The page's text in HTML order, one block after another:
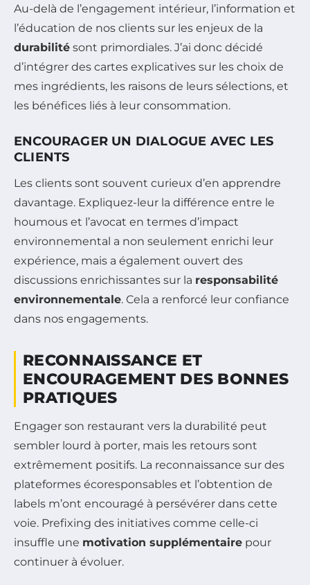
Au-delà de l’engagement intérieur, l’information et
l’éducation de nos clients sur les enjeux de la
durabilité sont primordiales. J’ai donc décidé
d’intégrer des cartes explicatives sur les choix de
mes ingrédients, les raisons de leurs sélections, et
les bénéfices liés à leur consommation.
ENCOURAGER UN DIALOGUE AVEC LES
CLIENTS
Les clients sont souvent curieux d’en apprendre
davantage. Expliquez-leur la différence entre le
houmous et l’avocat en termes d’impact
environnemental a non seulement enrichi leur
expérience, mais a également ouvert des
discussions enrichissantes sur la responsabilité
environnementale. Cela a renforcé leur confiance
dans nos engagements.
RECONNAISSANCE ET
ENCOURAGEMENT DES BONNES
PRATIQUES
Engager son restaurant vers la durabilité peut
sembler lourd à porter, mais les retours sont
extrêmement positifs. La reconnaissance sur des
plateformes écoresponsables et l’obtention de
labels m’ont encouragé à persévérer dans cette
voie. Prefixing des initiatives comme celle-ci
insuffle une motivation supplémentaire pour
continuer à évoluer.